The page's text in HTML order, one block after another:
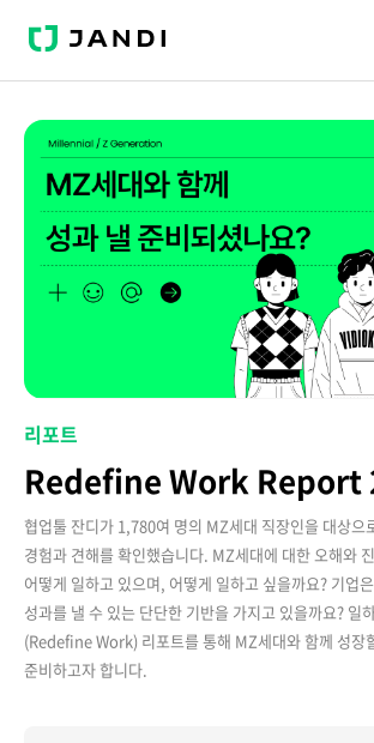
J
N
I
리포트
Redefine Work Report
협업툴 잔디가 1,780여 명의 MZ세대 직장인을 대상으
경험과 견해를 확인했습니다. MZ세대에 대한 오해와
어떻게 일하고 있으며, 어떻게 일하고 싶을까요? 기업
성과를 낼 수 있는 단단한 기반을 가지고 있을까요? 일
(Redefine Work) 리포트를 통해 MZ세대와 함께 성장
준비하고자 합니다.